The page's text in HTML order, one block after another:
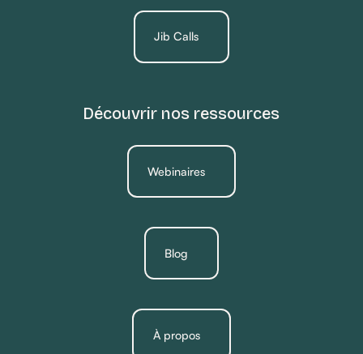
Jib Calls
Découvrir nos ressources
Webinaires
Blog
À propos